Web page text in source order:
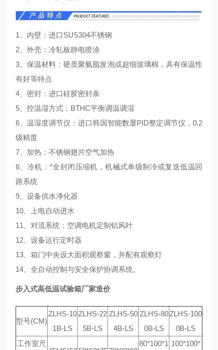
1、内壁：进口SUS304不锈钢
2、外壳：冷轧板静电喷涂
3、保温材料：硬质聚氨脂发泡或超细玻璃棉，具有保温性
有好等特点
4、密封：进口硅胶密封条
5、控温湿方式：BTHC平衡调温调湿
6、温湿度调节仪：进口韩国智能数显PID整定调节仪，0.2
级精度
7、加热：不锈钢翅片空气加热
8、冷机：*全封闭压缩机，机械式单级制冷或复迭低温回
路系统
9、设备供水净化器
10、上电自动进水
11、对流系统：空调电机定制铝风叶
12、设备运行定时器
13、箱门中央设大面积观察窗，并配有观察灯
14、全自动控制与安全保护协调系统。
步入式高低温试验箱厂家造价
型号(CM)
ZLHS-10
1B-LS
ZLHS-22
5B-LS
ZLHS-50
4B-LS
ZLHS-80
0B-LS
ZLHS-100
0B-LS
工作室尺
80*100*1 100*100*